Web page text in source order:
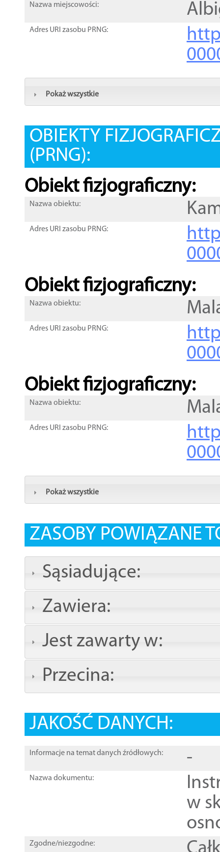
Nazwa miejscowości:
Adres URI zasobu PRNG:
Pokaż wszystkie
OBIEKTY
(PRNG):
Obiekt fizjograficzny:
Nazwa obiektu:
Adres URI zasobu PRNG:
Obiekt fizjograficzny:
Nazwa obiektu:
Adres URI zasobu PRNG:
Obiekt fizjograficzny:
Nazwa obiektu:
Adres URI zasobu PRNG:
Pokaż wszystkie
ZASOBY POWIĄZANE
Sąsiadujące:
Zawiera:
Jest zawarty w:
Przecina:
JAKOŚĆ DANYCH:
Informacje na temat danych źródłowych: -
Nazwa dokumentu:
w
Zgodne/niezgodne: